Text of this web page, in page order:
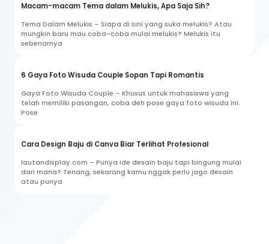
Macam-macam Tema dalam Melukis, Apa Saja Sih?
Tema Dalam Melukis – Siapa di sini yang suka melukis? Atau
mungkin baru mau coba-coba mulai melukis? Melukis itu
sebenarnya
6 Gaya Foto Wisuda Couple Sopan Tapi Romantis
Gaya Foto Wisuda Couple – Khusus untuk mahasiswa yang
telah memiliki pasangan, coba deh pose gaya foto wisuda ini.
Pose
Cara Design Baju di Canva Biar Terlihat Profesional
lautandisplay.com – Punya ide desain baju tapi bingung mulai
dari mana? Tenang, sekarang kamu nggak perlu jago desain
atau punya